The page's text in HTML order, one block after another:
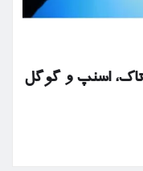
تاک، اسنپ و گوگل